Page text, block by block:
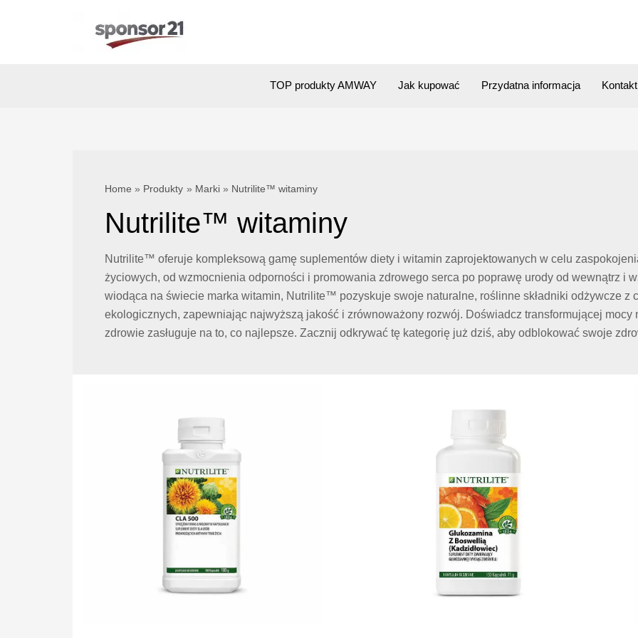
TOP produkty AMWAY Jak kupować Przydatna informacja Kontakt
Home Produkty Marki Nutrilite™ witaminy
Nutrilite™ witaminy
Nutrilite™ oferuje kompleksową gamę suplementów diety i witamin zaprojektowanych w celu
życiowych, od wzmocnienia odporności i promowania zdrowego serca po poprawę urody od wewnątrz i
wiodąca na świecie marka witamin, Nutrilite™ pozyskuje swoje naturalne, roślinne składniki odżywcze z
ekologicznych, zapewniając najwyższą jakość i zrównoważony rozwój. Doświadcz transformującej
zdrowie zasługuje na to, co najlepsze. Zacznij odkrywać tę kategorię już dziś, aby odblokować swoje